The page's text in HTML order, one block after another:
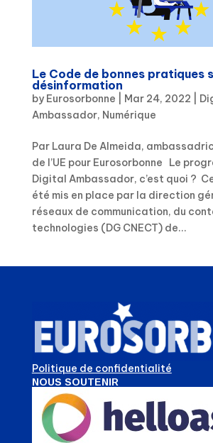
Le Code de bonnes pratiques
désinformation
by Eurosorbonne Mar 24, 2022
Ambassador, Numérique
Par Laura De Almeida,
de l’UE pour Eurosorbonne Le
Digital Ambassador, c’est quoi ?
été mis en place par la direction
réseaux de communication, du
technologies (DG CNECT) de...
Politique de confidentialité
NOUS SOUTENIR